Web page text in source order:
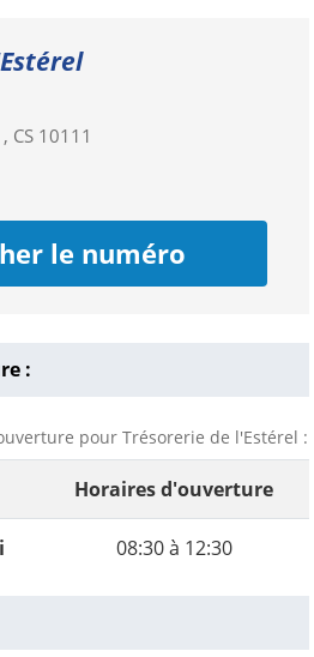
10111
le numéro
:
pour Trésorerie de l'Estérel :
Horaires d'ouverture
08:30 à 12:30